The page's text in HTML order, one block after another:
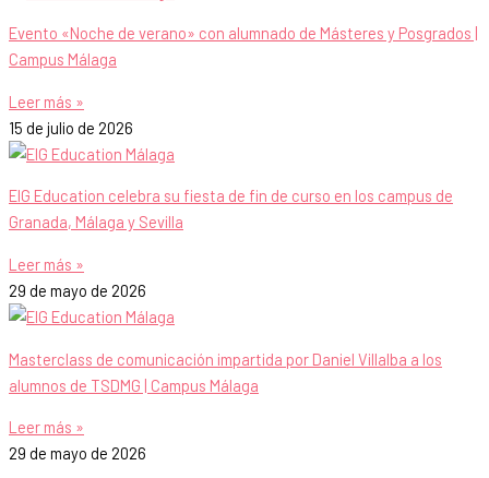
Evento «Noche de verano» con alumnado de Másteres y Posgrados |
Campus Málaga
Leer más »
15 de julio de 2026
EIG Education celebra su fiesta de fin de curso en los campus de
Granada, Málaga y Sevilla
Leer más »
29 de mayo de 2026
Masterclass de comunicación impartida por Daniel Villalba a los
alumnos de TSDMG | Campus Málaga
Leer más »
29 de mayo de 2026